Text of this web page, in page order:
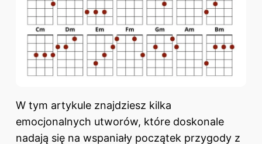
W tym artykule znajdziesz kilka
emocjonalnych utworów, które doskonale
nadają się na wspaniały początek przygody z